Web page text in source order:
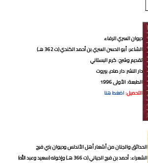
ديوان السري الرفاء
الشاعر: أبو الحسن السري بن أحمد الكندي (ت 362 هـ)
تقديم وشرح: كرم البستاني
دار النشر: دار صادر، بيروت
الطبعة: الأولى 1996
التحميل:اضغط هنا
الحدائق والجنان من أشعار أهل الأندلس وديوان بني فرج
الشعراء: أحمد بن فرج الجياني (ت 366 هـ) وإخوته (سعيد وعبد الله)